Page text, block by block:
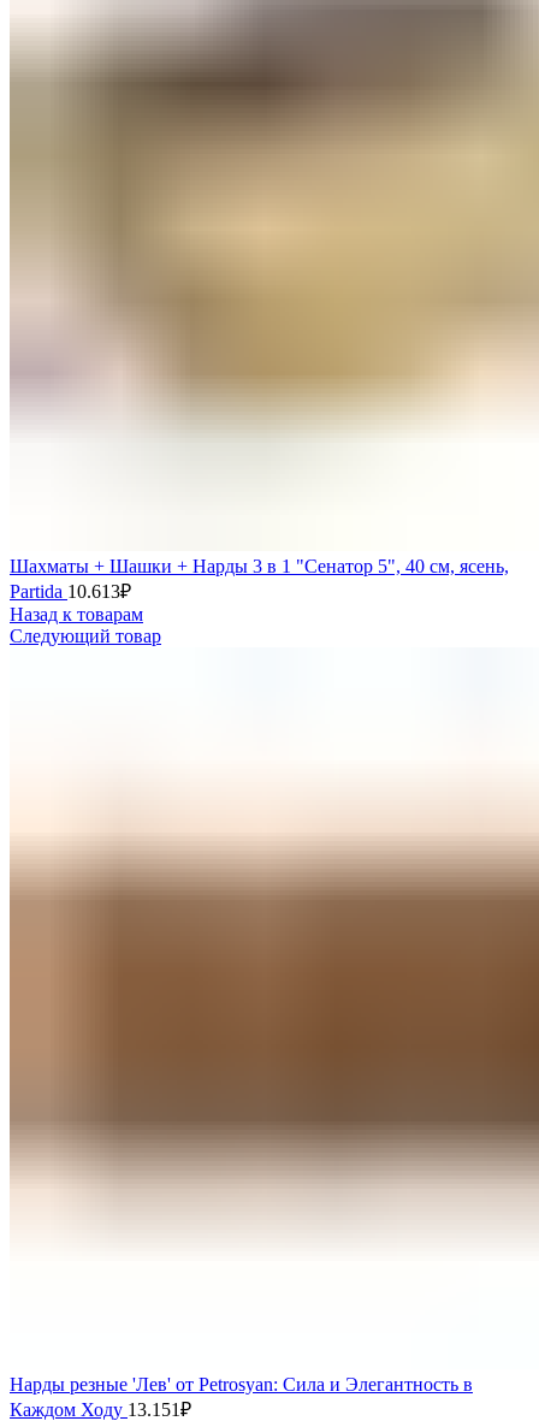
Шахматы + Шашки + Нарды 3 в 1 "Сенатор 5", 40 см, ясень,
Partida 10.613₽
Назад к товарам
Следующий товар
Нарды резные 'Лев' от Petrosyan: Сила и Элегантность в
Каждом Ходу 13.151₽